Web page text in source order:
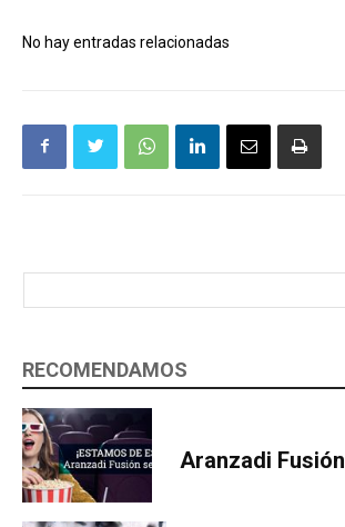
No hay entradas relacionadas
RECOMENDAMOS
Aranzadi Fusión